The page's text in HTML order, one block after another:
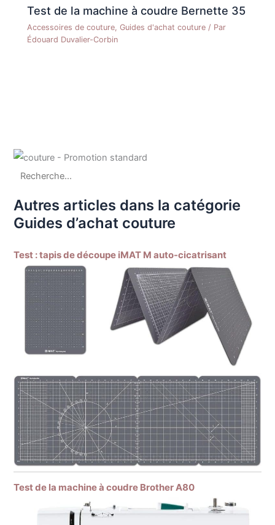
Test de la machine à coudre Bernette 35
Accessoires de couture ,Guides d'achat couture / Par
Édouard Duvalier-Corbin
Autres articles dans la catégorie
Guides d’achat couture
Test : tapis de découpe iMAT M auto-cicatrisant
Test de la machine à coudre Brother A80